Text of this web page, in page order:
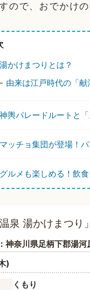
ので、おでかけ
湯かけまつりとは？
- 由来は江戸時代の「
神輿パレードルートと「
マッチョ集団が登場！
グルメも楽しめる！飲
温泉 湯かけまつり
神奈川県足柄下郡湯河
)
くもり